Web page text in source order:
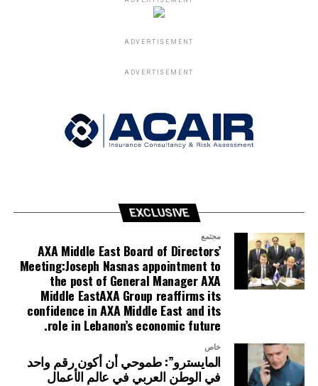
ADVERTISEMENT
ADVERTISEMENT
EXCLUSIVE
مجتمع
AXA Middle East Board of Directors’
Meeting:Joseph Nasnas appointment to
the post of General Manager AXA
Middle EastAXA Group reaffirms its
confidence in AXA Middle East and its
role in Lebanon’s economic future.
خاص
المايسترو”: طموحي أن أكون رقم واحد
في الوطن العربي في عالم الأعمال